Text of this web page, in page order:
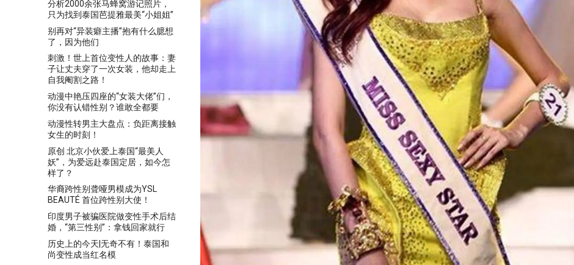
分析2000余张马蜂窝游记照片，
只为找到泰国芭提雅最美“小姐姐”
别再对“异装癖主播”抱有什么臆想
了，因为他们
刺激！世上首位变性人的故事：妻
子让丈夫穿了一次女装，他却走上
自我阉割之路！
动漫中艳压四座的“女装大佬”们，
你没有认错性别？谁敢全都要
动漫性转男主大盘点：负距离接触
女生的时刻！
原创 北京小伙爱上泰国“最美人
妖”，为爱远赴泰国定居，如今怎
样了？
华裔跨性别聋哑男模成为YSL
BEAUTÉ 首位跨性别大使！
印度男子被骗医院做变性手术后结
婚，“第三性别”：拿钱回家就行
历史上的今天|无奇不有！泰国和
尚变性成当红名模